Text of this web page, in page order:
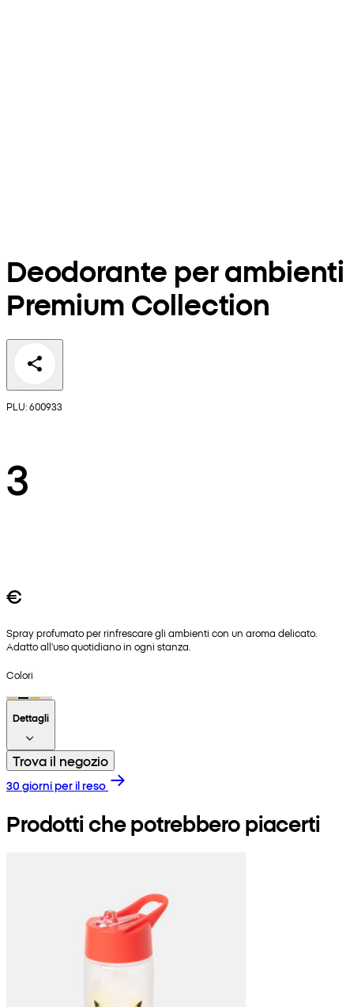
Deodorante per ambienti
Premium Collection
PLU: 600933
3
€
Spray profumato per rinfrescare gli ambienti con un aroma delicato.
Adatto all'uso quotidiano in ogni stanza.
Colori
Dettagli
Trova il negozio
30 giorni per il reso
Prodotti che potrebbero piacerti